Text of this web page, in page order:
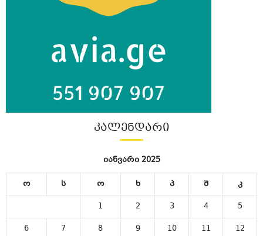
ᲙᲐᲚᲔᲜᲓᲐᲠᲘ
იანვარი 2025
ო ს ო ხ პ შ
კ
1
2 3 4
5
6
7 8 9 10 11 12